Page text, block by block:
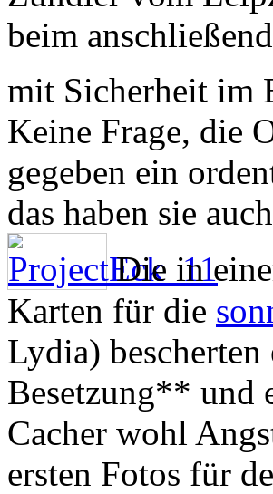
beim
mit Sicherheit im
Keine Frage, die
gegeben ein
das haben sie
Die in
Karten für die
Lydia)
Besetzung** und
Cacher wohl
ersten Fotos für